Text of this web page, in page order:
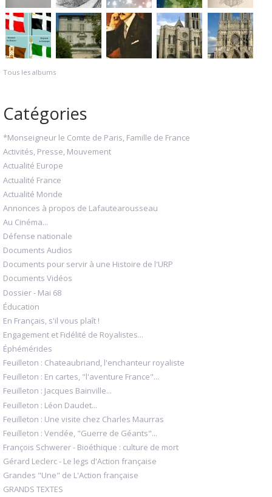
Tous les albums
Catégories
*Monseigneur le Comte de Paris, Famille de France
Activités, Presse, Mouvement
Actualité Europe
Actualité France
Actualité Monde
Annonces à propos de Lafautearousseau
Au Cinéma...
Défense nationale
Documents Audios
Documents pour servir à une Histoire de l'URP
Documents Vidéos
Dossier - Mai 68
Éducation
En Français, s'il vous plaît !
Engagement et Fidélité de Royalistes...
Éphémérides
Feuilleton : Chateaubriand, l'enchanteur royaliste
Feuilleton : En cartes, "l'aventure France"...
Feuilleton : Jacques Bainville...
Feuilleton : Léon Daudet...
Feuilleton : Une visite chez Charles Maurras
Feuilleton : Vendée, "Guerre de Géants"...
François Schwerer - Bioéthique : culture de mort
Gérard Leclerc - Le legs d'Action française
Grandes "Une" de L'Action française
GRANDS TEXTES